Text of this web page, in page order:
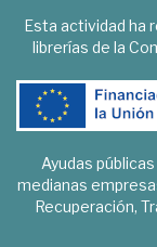
Esta actividad ha
librerías de la
Ayudas
medianas
Recuperación,